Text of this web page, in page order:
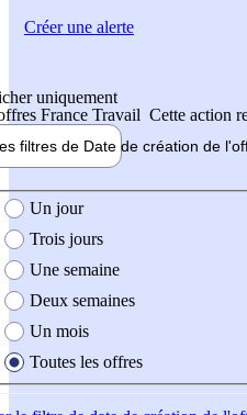
uniquement
France Travail Cette action
filtres de Date de création de
création de l'offre
Un jour
Trois jours
Une semaine
Deux semaines
Un mois
Toutes les offres
Créer une alerte